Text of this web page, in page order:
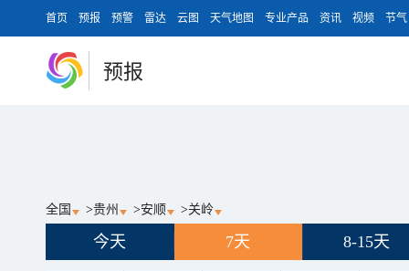
首页 预报 预警 雷达 云图 天气地图 专业产品 资讯 视频 节气
预报
全国 >贵州 >安顺 >关岭
今天 7天 8-15天